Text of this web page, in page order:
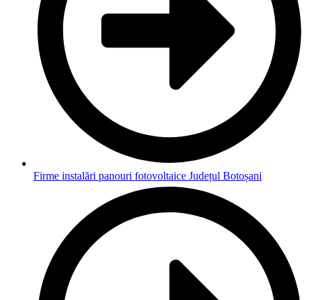
Firme instalări panouri fotovoltaice Județul Botoșani